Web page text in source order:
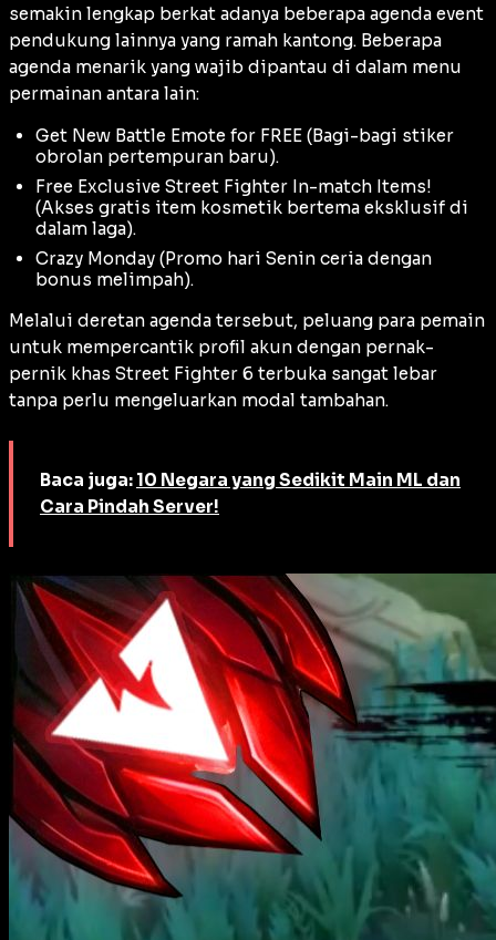
semakin lengkap berkat adanya beberapa agenda event
pendukung lainnya yang ramah kantong. Beberapa
agenda menarik yang wajib dipantau di dalam menu
permainan antara lain:
Get New Battle Emote for FREE (Bagi-bagi stiker
obrolan pertempuran baru).
Free Exclusive Street Fighter In-match Items!
(Akses gratis item kosmetik bertema eksklusif di
dalam laga).
Crazy Monday (Promo hari Senin ceria dengan
bonus melimpah).
Melalui deretan agenda tersebut, peluang para pemain
untuk mempercantik profil akun dengan pernak-
pernik khas Street Fighter 6 terbuka sangat lebar
tanpa perlu mengeluarkan modal tambahan.
Baca juga: 10 Negara yang Sedikit Main ML dan
Cara Pindah Server!